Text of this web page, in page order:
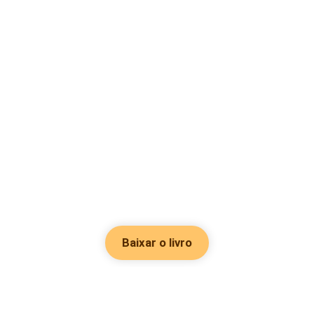
Baixar o livro